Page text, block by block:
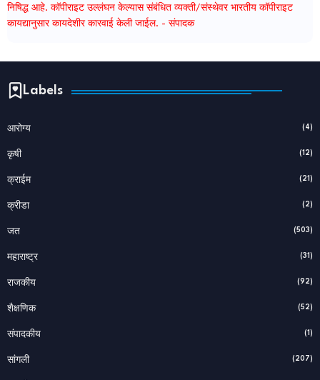
निषिद्ध आहे. कॉपीराइट उल्लंघन केल्यास संबंधित व्यक्ती/संस्थेवर भारतीय कॉपीराइट
कायद्यानुसार कायदेशीर कारवाई केली जाईल. - संपादक
Labels
आरोग्य (4)
कृषी (12)
क्राईम (21)
क्रीडा (2)
जत (503)
महाराष्ट्र (31)
राजकीय (92)
शैक्षणिक (52)
संपादकीय (1)
सांगली (207)